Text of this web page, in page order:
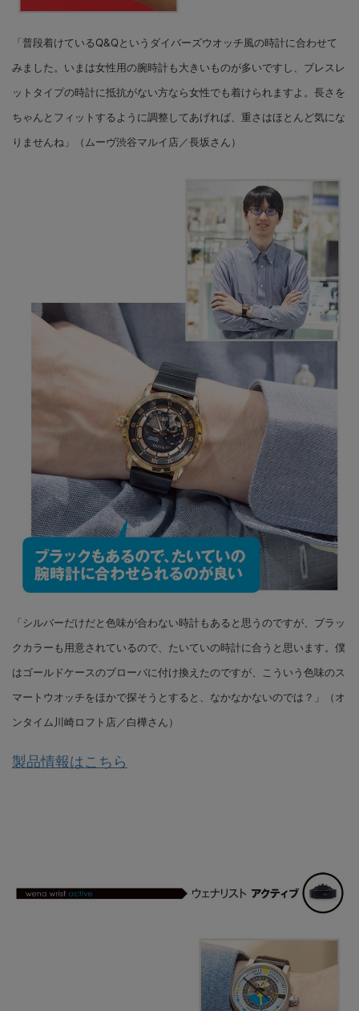
「普段着けているQ&Qというダイバーズウオッチ風の時計に合わせて
みました。いまは女性用の腕時計も大きいものが多いですし、ブレスレ
ットタイプの時計に抵抗がない方なら女性でも着けられますよ。長さを
ちゃんとフィットするように調整してあげれば、重さはほとんど気にな
りませんね」（ムーヴ渋谷マルイ店／長坂さん）
「シルバーだけだと色味が合わない時計もあると思うのですが、ブラッ
クカラーも用意されているので、たいていの時計に合うと思います。僕
はゴールドケースのブローバに付け換えたのですが、こういう色味のス
マートウオッチをほかで探そうとすると、なかなかないのでは？」（オ
ンタイム川崎ロフト店／白樺さん）
製品情報はこちら